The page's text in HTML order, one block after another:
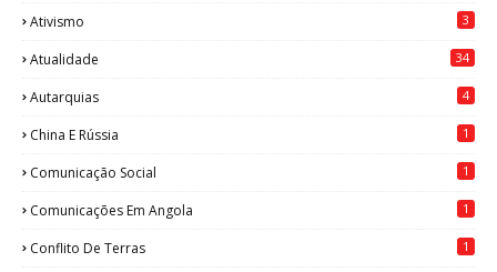
Ativismo 3
Atualidade 34
Autarquias 4
China E Rússia 1
Comunicação Social 1
Comunicações Em Angola 1
Conflito De Terras 1